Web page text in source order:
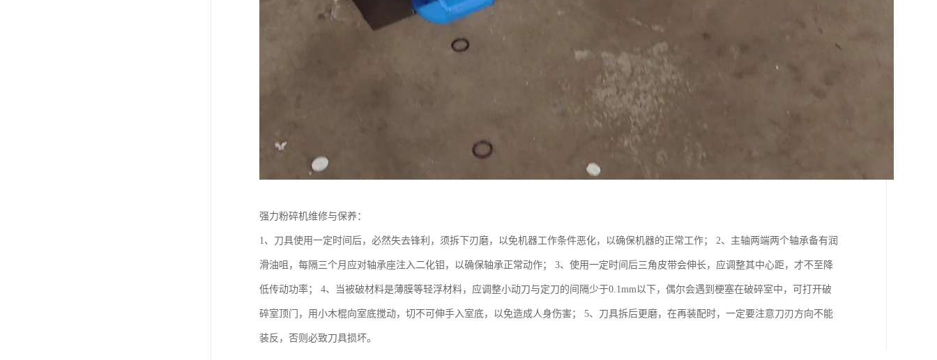
强力粉碎机维修与保养：
1、刀具使用一定时间后，必然失去锋利，须拆下刃磨，以免机器工作条件恶化，以确保机器的正常工作； 2、主轴两端两个轴承备有润
滑油咀，每隔三个月应对轴承座注入二化钼，以确保轴承正常动作； 3、使用一定时间后三角皮带会伸长，应调整其中心距，才不至降
低传动功率； 4、当被破材料是薄膜等轻浮材料，应调整小动刀与定刀的间隔少于0.1mm以下，偶尔会遇到梗塞在破碎室中，可打开破
碎室顶门，用小木棍向室底搅动，切不可伸手入室底，以免造成人身伤害； 5、刀具拆后更磨，在再装配时，一定要注意刀刃方向不能
装反，否则必致刀具损坏。